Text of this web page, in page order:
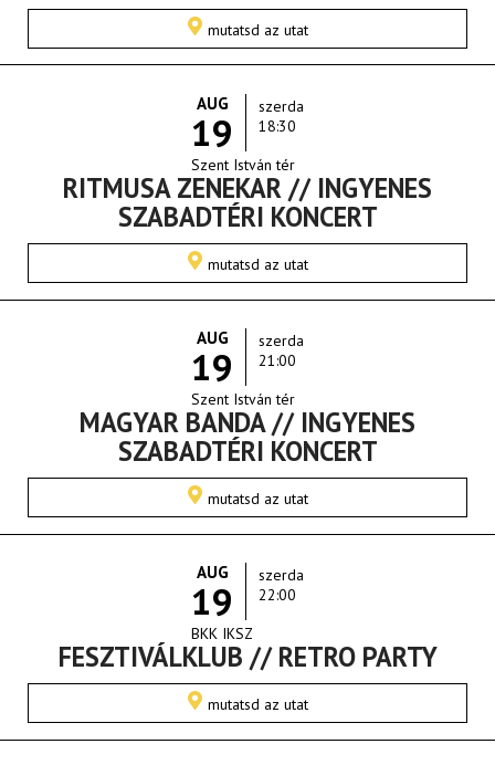
mutatsd az utat
AUG
19
szerda
18:30
Szent István tér
RITMUSA ZENEKAR // INGYENES
SZABADTÉRI KONCERT
mutatsd az utat
AUG
19
szerda
21:00
Szent István tér
MAGYAR BANDA // INGYENES
SZABADTÉRI KONCERT
mutatsd az utat
AUG
19
szerda
22:00
BKK IKSZ
FESZTIVÁLKLUB // RETRO PARTY
mutatsd az utat